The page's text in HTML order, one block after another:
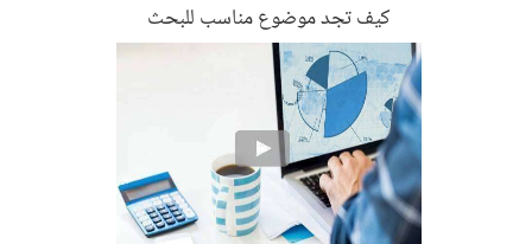
كيف تجد موضوع مناسب للبحث